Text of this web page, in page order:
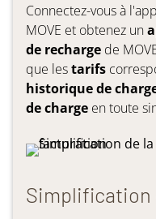
Connectez-vous à
MOVE et obtenez un
de recharge de
que lestarifs
historique de
de charge en toute
Simplification